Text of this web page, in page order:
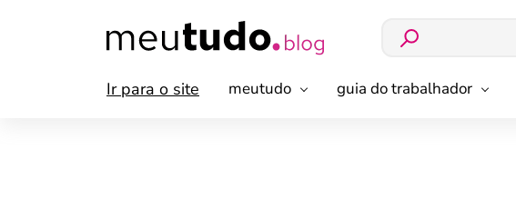
Ir para o site meutudo guia do trabalhador